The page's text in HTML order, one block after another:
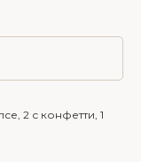
2 с конфетти, 1